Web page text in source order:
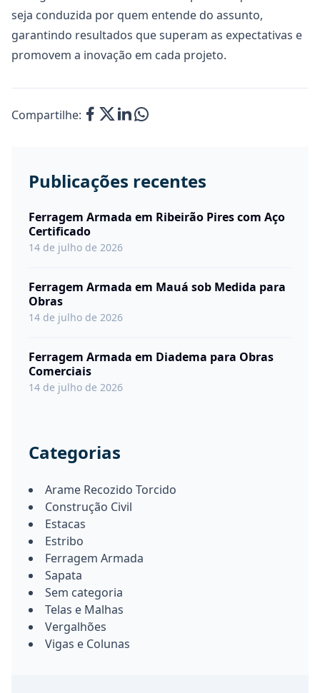
seja conduzida por quem entende do assunto,
garantindo resultados que superam as expectativas e
promovem a inovação em cada projeto.
Compartilhe:
Publicações recentes
Ferragem Armada em Ribeirão Pires com Aço
Certificado
14 de julho de 2026
Ferragem Armada em Mauá sob Medida para
Obras
14 de julho de 2026
Ferragem Armada em Diadema para Obras
Comerciais
14 de julho de 2026
Categorias
Arame Recozido Torcido
Construção Civil
Estacas
Estribo
Ferragem Armada
Sapata
Sem categoria
Telas e Malhas
Vergalhões
Vigas e Colunas